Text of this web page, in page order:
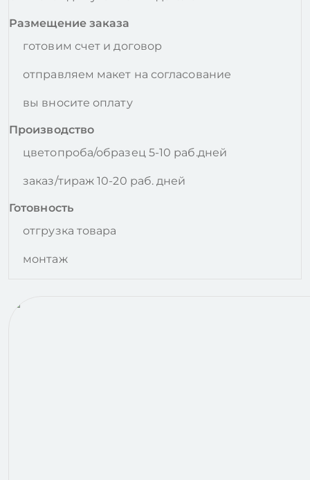
Размещение заказа
готовим счет и договор
отправляем макет на согласование
вы вносите оплату
Производство
цветопроба/образец 5-10 раб.дней
заказ/тираж 10-20 раб. дней
Готовность
отгрузка товара
монтаж